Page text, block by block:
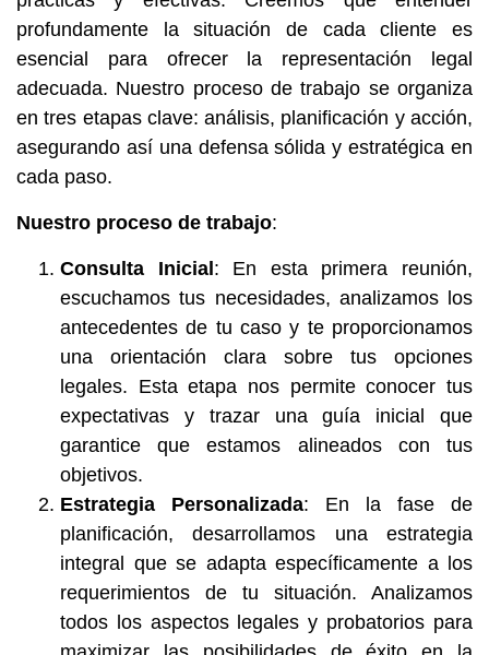
profundamente la situación de cada cliente es
esencial para ofrecer la representación legal
adecuada. Nuestro proceso de trabajo se organiza
en tres etapas clave: análisis, planificación y acción,
asegurando así una defensa sólida y estratégica en
cada paso.
Nuestro proceso de trabajo:
Consulta Inicial : En esta primera reunión,
escuchamos tus necesidades, analizamos los
antecedentes de tu caso y te proporcionamos
una orientación clara sobre tus opciones
legales. Esta etapa nos permite conocer tus
expectativas y trazar una guía inicial que
garantice que estamos alineados con tus
objetivos.
Estrategia Personalizada: En la fase de
planificación, desarrollamos una estrategia
integral que se adapta específicamente a los
requerimientos de tu situación. Analizamos
todos los aspectos legales y probatorios para